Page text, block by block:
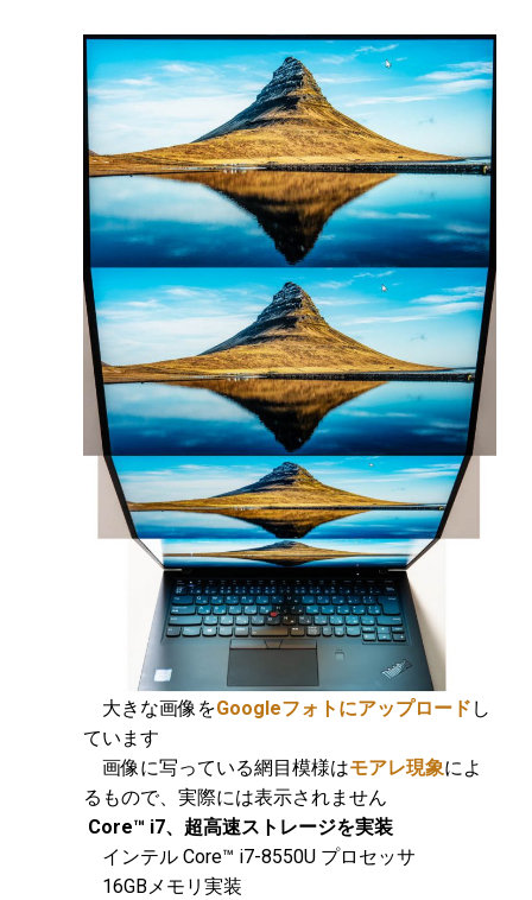
大きな画像をGoogleフォトにアップロード し
ています
画像に写っている網目模様はモアレ現象によ
るもので、実際には表示されません
Core™ i7、超高速ストレージを実装
インテル Core™ i7-8550U プロセッサ
16GBメモリ実装